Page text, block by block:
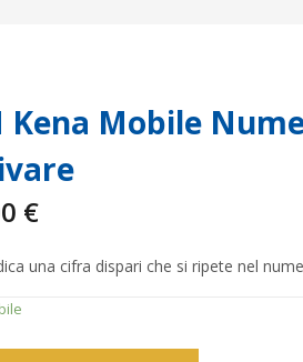
Kena Mobile
€
una cifra dispari che si ripete nel